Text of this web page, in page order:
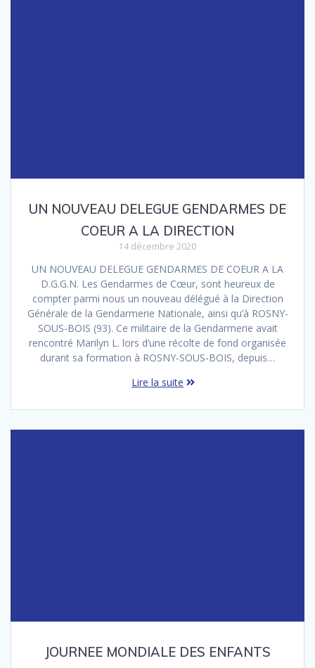
UN NOUVEAU DELEGUE GENDARMES DE
COEUR A LA DIRECTION
14 décembre 2020
UN NOUVEAU DELEGUE GENDARMES DE COEUR A LA
D.G.G.N. Les Gendarmes de Cœur, sont heureux de
compter parmi nous un nouveau délégué à la Direction
Générale de la Gendarmerie Nationale, ainsi qu’à ROSNY-
SOUS-BOIS (93). Ce militaire de la Gendarmerie avait
rencontré Marilyn L. lors d’une récolte de fond organisée
durant sa formation à ROSNY-SOUS-BOIS, depuis…
Lire la suite
JOURNEE MONDIALE DES ENFANTS